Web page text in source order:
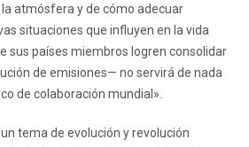
atmósfera y de cómo adecuar
situaciones que influyen en la vida
sus países miembros logren consolidar
de emisiones— no servirá de nada
de colaboración mundial».
tema de evolución y revolución